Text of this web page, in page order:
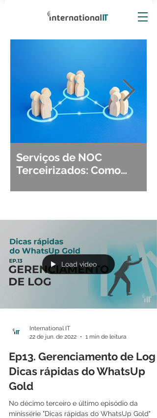
Serviços de NOC
Terceirizados: Como
Load video
International IT
22 de jun. de 2022
1 min de leitura
Ep13. Gerenciamento de Log -
Dicas rápidas do WhatsUp
Gold
No décimo terceiro e último episódio da
minissérie "Dicas rápidas do WhatsUp Gold"